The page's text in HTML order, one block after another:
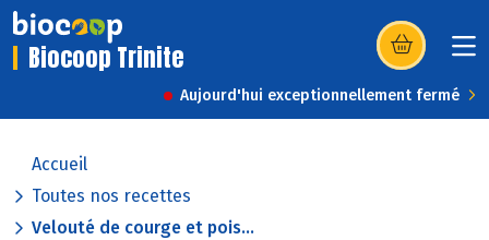
Biocoop Trinite (s’ouvre dans
Aujourd'hui exceptionnellement fermé
Accueil
Toutes nos recettes
Velouté de courge et pois...